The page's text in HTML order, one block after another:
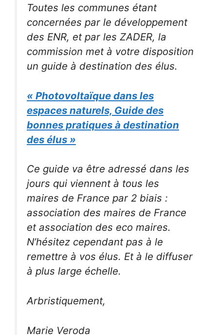
Toutes les communes étant
concernées par le développement
des ENR, et par les ZADER, la
commission met à votre disposition
un guide à destination des élus.
« Photovoltaïque dans les
espaces naturels, Guide des
bonnes pratiques à destination
des élus »
Ce guide va être adressé dans les
jours qui viennent à tous les
maires de France par 2 biais :
association des maires de France
et association des eco maires.
N’hésitez cependant pas à le
remettre à vos élus. Et à le diffuser
à plus large échelle.
Arbristiquement,
Marie Veroda